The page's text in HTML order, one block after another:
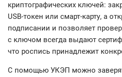
криптографических ключей:
USB-токен или смарт-карту, а
подписании и позволяет
с ключом всегда выдают
что роспись принадлежит
С помощью УКЭП можно